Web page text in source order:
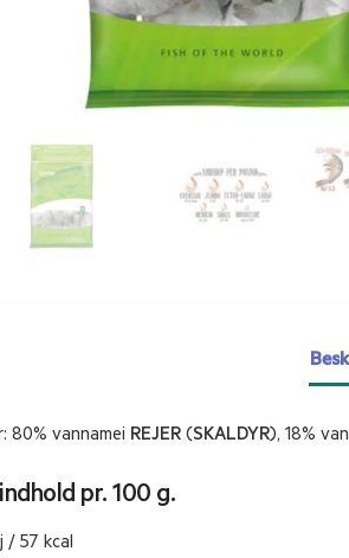
80% vannamei REJER(SKALDYR), 18%
pr. 100 g.
/ 57 kcal